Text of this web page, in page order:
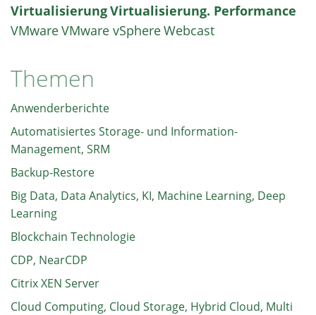
VirtualisierungVirtualisierung. Performance
VMwareVMware vSphereWebcast
Themen
Anwenderberichte
Automatisiertes Storage- und Information-
Management, SRM
Backup-Restore
Big Data, Data Analytics, KI, Machine Learning, Deep
Learning
Blockchain Technologie
CDP, NearCDP
Citrix XEN Server
Cloud Computing, Cloud Storage, Hybrid Cloud, Multi